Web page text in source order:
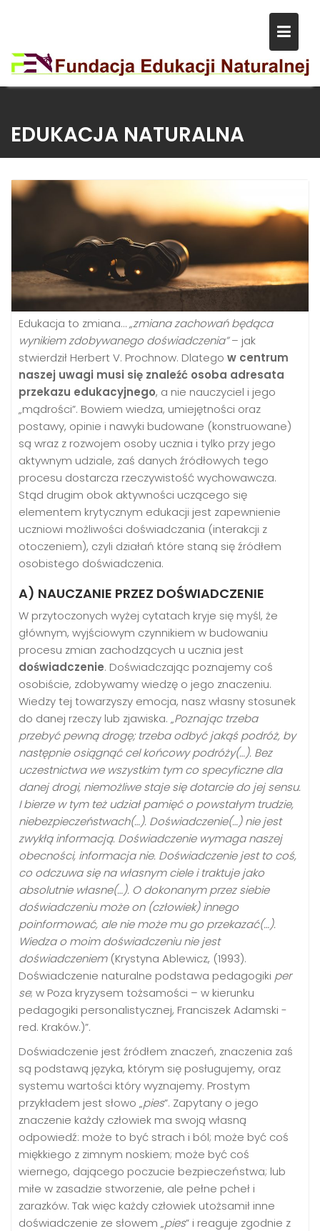
content
EDUKACJA NATURALNA
Edukacja to zmiana…„zmiana zachowań będąca
wynikiem zdobywanego doświadczenia”– jak
stwierdził Herbert V. Prochnow. Dlatego w centrum
naszej uwagi musi się znaleźć osoba adresata
przekazu edukacyjnego, a nie nauczyciel i jego
„mądrości”. Bowiem wiedza, umiejętności oraz
postawy, opinie i nawyki budowane (konstruowane)
są wraz z rozwojem osoby ucznia i tylko przy jego
aktywnym udziale, zaś danych źródłowych tego
procesu dostarcza rzeczywistość wychowawcza.
Stąd drugim obok aktywności uczącego się
elementem krytycznym edukacji jest zapewnienie
uczniowi możliwości doświadczania (interakcji z
otoczeniem), czyli działań które staną się źródłem
osobistego doświadczenia.
A) NAUCZANIE PRZEZ DOŚWIADCZENIE
W przytoczonych wyżej cytatach kryje się myśl, że
głównym, wyjściowym czynnikiem w budowaniu
procesu zmian zachodzących u ucznia jest
doświadczenie. Doświadczając poznajemy coś
osobiście, zdobywamy wiedzę o jego znaczeniu.
Wiedzy tej towarzyszy emocja, nasz własny stosunek
do danej rzeczy lub zjawiska. „Poznając trzeba
przebyć pewną drogę; trzeba odbyć jakąś podróż, by
następnie osiągnąć cel końcowy podróży(…). Bez
uczestnictwa we wszystkim tym co specyficzne dla
danej drogi, niemożliwe staje się dotarcie do jej sensu.
I bierze w tym też udział pamięć o powstałym trudzie,
niebezpieczeństwach(…). Doświadczenie(…) nie jest
zwykłą informacją. Doświadczenie wymaga naszej
obecności, informacja nie. Doświadczenie jest to coś,
co odczuwa się na własnym ciele i traktuje jako
absolutnie własne(…). O dokonanym przez siebie
doświadczeniu może on (człowiek) innego
poinformować, ale nie może mu go przekazać(…).
Wiedza o moim doświadczeniu nie jest
doświadczeniem(Krystyna Ablewicz, (1993).
Doświadczenie naturalne podstawa pedagogiki per
se; w Poza kryzysem tożsamości – w kierunku
pedagogiki personalistycznej, Franciszek Adamski -
red. Kraków.)”.
Doświadczenie jest źródłem znaczeń, znaczenia zaś
są podstawą języka, którym się posługujemy, oraz
systemu wartości który wyznajemy. Prostym
przykładem jest słowo „pies”. Zapytany o jego
znaczenie każdy człowiek ma swoją własną
odpowiedź: może to być strach i ból; może być coś
miękkiego z zimnym noskiem; może być coś
wiernego, dającego poczucie bezpieczeństwa; lub
miłe w zasadzie stworzenie, ale pełne pcheł i
zarazków. Tak więc każdy człowiek utożsamił inne
doświadczenie ze słowem „pies” i reaguje zgodnie z